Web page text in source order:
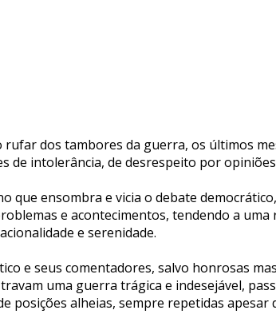
dos tambores da guerra, os últimos
de intolerância, de desrespeito por
que ensombra e vicia o debate
e acontecimentos, tendendo a
e serenidade.
e seus comentadores, salvo honrosas
uma guerra trágica e indesejável,
posições alheias, sempre repetidas